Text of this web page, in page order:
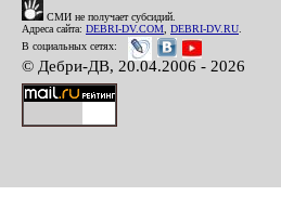
СМИ не получает субсидий.
Адреса сайта: DEBRI-DV.COM DEBRI-DV.RU
В социальных сетях:
© Дебри-ДВ, 20.04.2006 - 2026